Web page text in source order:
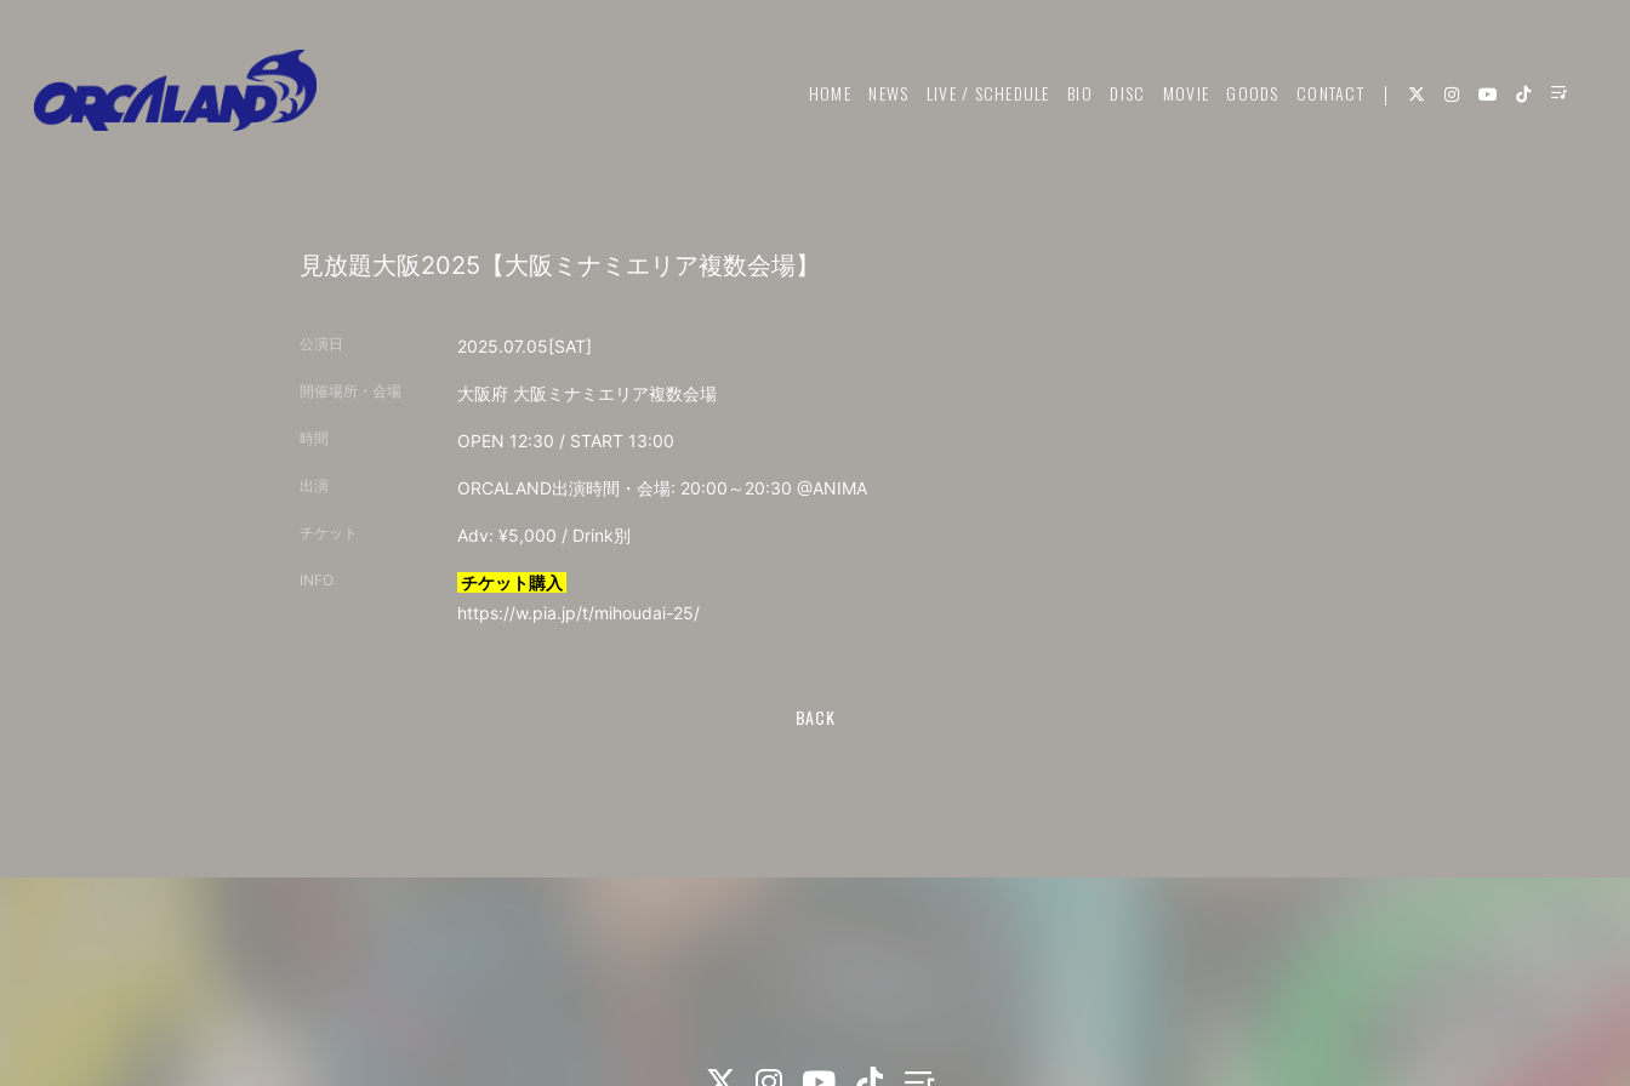
HOME NEWS LIVE / SCHEDULE BIO DISC MOVIE GOODS CONTACT
見放題大阪2025【大阪ミナミエリア複数会場】
公演日 2025.07.05[SAT]
開催場所・会場 大阪府 大阪ミナミエリア複数会場
時間 OPEN 12:30 / START 13:00
出演 ORCALAND出演時間・会場: 20:00～20:30 @ANIMA
チケット Adv: ¥5,000 / Drink別
INFO
チケット購入
https://w.pia.jp/t/mihoudai-25/
BACK